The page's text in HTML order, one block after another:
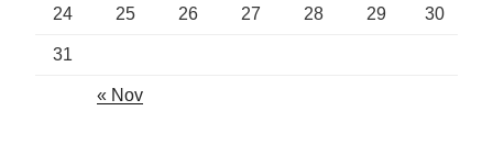
24 25 26 27 28 29 30
31
« Nov